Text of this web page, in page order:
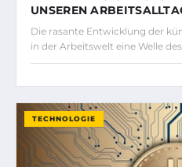
UNSEREN
Die rasante Entwicklung der
in der Arbeitswelt eine Welle des…
TECHNOLOGIE